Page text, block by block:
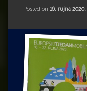
Matea Andrić
Ljiljana Lekanić-Kljaić
Posted on 16. rujna 2020.